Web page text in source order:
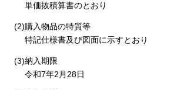
単価抜積算書のとおり
(2)購入物品の特質等
特記仕様書及び図面に示すとおり
(3)納入期限
令和7年2月28日